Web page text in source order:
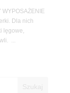
Dla nich
lęgowe,
...